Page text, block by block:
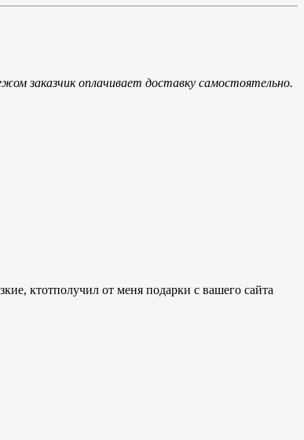
заказчик оплачивает доставку самостоятельно.
ктотполучил от меня подарки с вашего сайта